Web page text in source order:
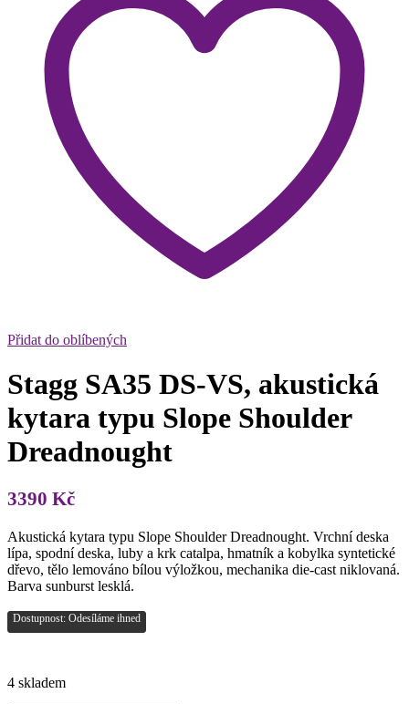
Přidat do oblíbených
Stagg SA35 DS-VS, akustická
kytara typu Slope Shoulder
Dreadnought
3390 Kč
Akustická kytara typu Slope Shoulder Dreadnought. Vrchní deska
lípa, spodní deska, luby a krk catalpa, hmatník a kobylka syntetické
dřevo, tělo lemováno bílou výložkou, mechanika die-cast niklovaná.
Barva sunburst lesklá.
Dostupnost: Odesíláme ihned
4 skladem